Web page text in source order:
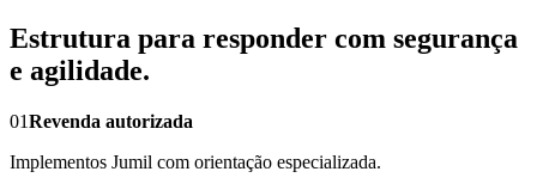
Estrutura para responder com segurança
e agilidade.
01Revenda autorizada
Implementos Jumil com orientação especializada.